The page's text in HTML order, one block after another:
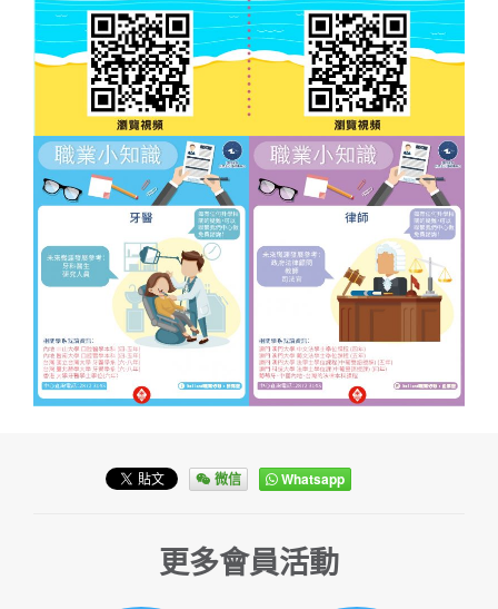
微信 Whatsapp
更多會員活動